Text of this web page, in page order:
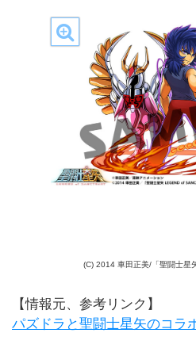
(C) 2014 車田正美/「聖闘士星
【情報元、参考リンク】
パズドラと聖闘士星矢のコラ